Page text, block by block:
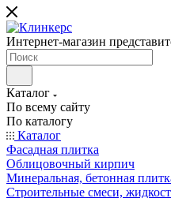
Интернет-магазин
Каталог
По всему сайту
По каталогу
Каталог
Фасадная плитка
Облицовочный кирпич
Минеральная, бетонная
Строительные смеси,